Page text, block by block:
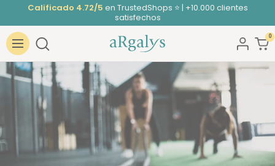
contenido
Calificado 4.72/5 en TrustedShops ⭐ | +10.000 clientes
satisfechos
Navigación
ARGALYS 0